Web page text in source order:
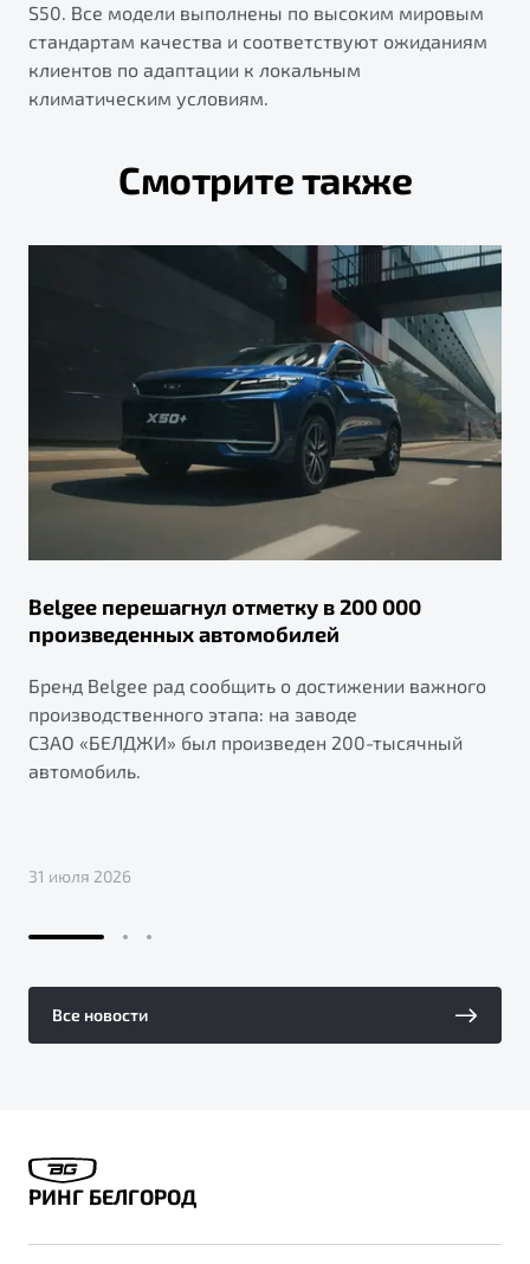
S50. Все модели выполнены по высоким мировым
стандартам качества и соответствуют ожиданиям
клиентов по адаптации к локальным
климатическим условиям.
Смотрите также
Belgee перешагнул отметку в 200 000
произведенных автомобилей
Бренд Belgee рад сообщить о достижении важного
производственного этапа: на заводе
СЗАО «БЕЛДЖИ» был произведен 200-тысячный
автомобиль.
31 июля 2026
Все новости
РИНГ БЕЛГОРОД